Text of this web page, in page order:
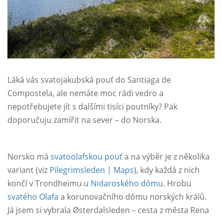
Láká vás svatojakubská pouť do Santiaga de
Compostela, ale nemáte moc rádi vedro a
nepotřebujete jít s dalšími tisíci poutníky? Pak
doporučuju zamířit na sever – do Norska.
Norsko má svatoolafskou pouťa na výběr je z několika
variant (viz Pilegrimsleden | Maps), kdy každá z nich
končí v Trondheimu u Nidaroského dómu. Hrobu
svatého Olafa a korunovačního dómu norských králů.
Já jsem si vybrala Østerdalsleden – cesta z města Rena